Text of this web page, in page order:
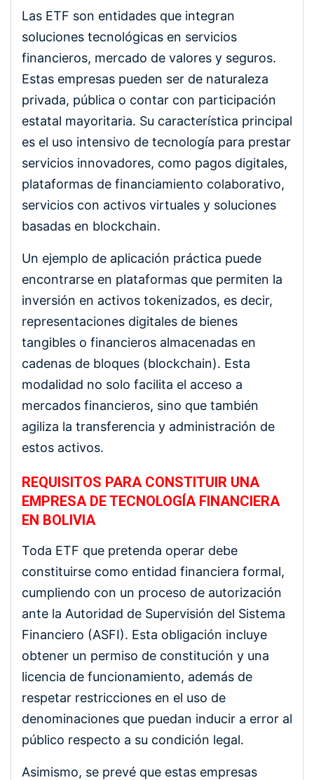
Las ETF son entidades que integran
soluciones tecnológicas en servicios
financieros, mercado de valores y seguros.
Estas empresas pueden ser de naturaleza
privada, pública o contar con participación
estatal mayoritaria. Su característica principal
es el uso intensivo de tecnología para prestar
servicios innovadores, como pagos digitales,
plataformas de financiamiento colaborativo,
servicios con activos virtuales y soluciones
basadas en blockchain.
Un ejemplo de aplicación práctica puede
encontrarse en plataformas que permiten la
inversión en activos tokenizados, es decir,
representaciones digitales de bienes
tangibles o financieros almacenadas en
cadenas de bloques (blockchain). Esta
modalidad no solo facilita el acceso a
mercados financieros, sino que también
agiliza la transferencia y administración de
estos activos.
REQUISITOS PARA CONSTITUIR UNA
EMPRESA DE TECNOLOGÍA FINANCIERA
EN BOLIVIA
Toda ETF que pretenda operar debe
constituirse como entidad financiera formal,
cumpliendo con un proceso de autorización
ante la Autoridad de Supervisión del Sistema
Financiero (ASFI). Esta obligación incluye
obtener un permiso de constitución y una
licencia de funcionamiento, además de
respetar restricciones en el uso de
denominaciones que puedan inducir a error al
público respecto a su condición legal.
Asimismo, se prevé que estas empresas